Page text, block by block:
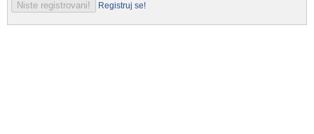
Registruj se!